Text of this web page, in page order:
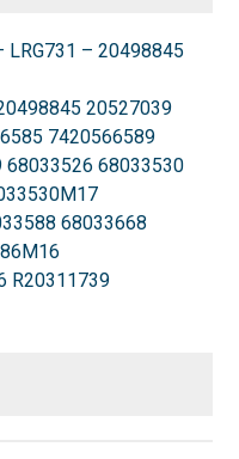
LRG731 – 20498845
20527039
7420566589
68033526 68033530
68033668
R20311739